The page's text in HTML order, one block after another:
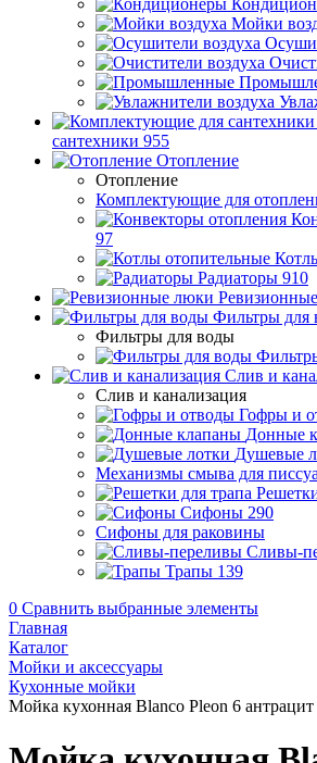
Мойки
сантехники 955
Отопление
Отопление
Комплектующие для
97
Радиаторы 910
Фильтры для
Фильтры для воды
Слив и
Слив и канализация
Гофры и
Донные
Душевые
Механизмы смыва для
Сифоны 290
Сифоны для раковины
Сливы-
Трапы 139
0 Сравнить выбранные элементы
Главная
Каталог
Мойки и аксессуары
Кухонные мойки
Мойка кухонная Blanco Pleon 6 антрацит